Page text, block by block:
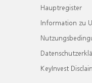
Hauptregister
Information zu
KeyInvest